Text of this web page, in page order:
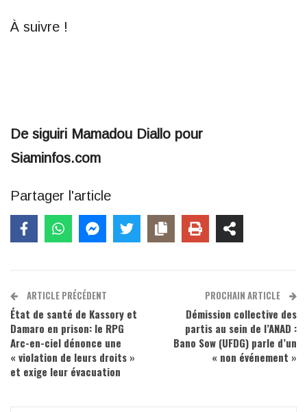
À suivre !
De siguiri Mamadou Diallo pour
Siaminfos.com
Partager l'article
ARTICLE PRÉCÉDENT
État de santé de Kassory et
Damaro en prison: le RPG
Arc-en-ciel dénonce une
« violation de leurs droits »
et exige leur évacuation
PROCHAIN ARTICLE
Démission collective des
partis au sein de l’ANAD :
Bano Sow (UFDG) parle d’un
« non événement »